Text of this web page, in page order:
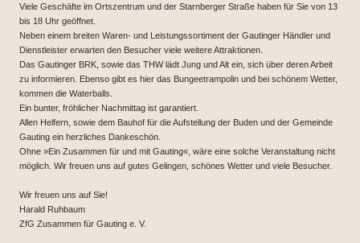
Viele Geschäfte im Ortszentrum und der Starnberger Straße haben für Sie von 13
bis 18 Uhr geöffnet.
Neben einem breiten Waren- und Leistungssortiment der Gautinger Händler und
Dienstleister erwarten den Besucher viele weitere Attraktionen.
Das Gautinger BRK, sowie das THW lädt Jung und Alt ein, sich über deren Arbeit
zu informieren. Ebenso gibt es hier das Bungeetrampolin und bei schönem Wetter,
kommen die Waterballs.
Ein bunter, fröhlicher Nachmittag ist garantiert.
Allen Helfern, sowie dem Bauhof für die Aufstellung der Buden und der Gemeinde
Gauting ein herzliches Dankeschön.
Ohne »Ein Zusammen für und mit Gauting«, wäre eine solche Veranstaltung nicht
möglich. Wir freuen uns auf gutes Gelingen, schönes Wetter und viele Besucher.
Wir freuen uns auf Sie!
Harald Ruhbaum
ZfG Zusammen für Gauting e. V.